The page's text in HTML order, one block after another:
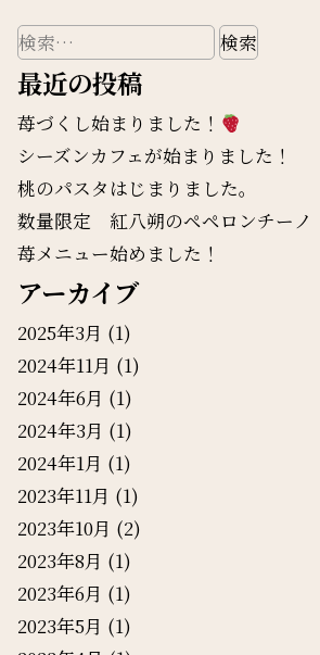
検
索:
最近の投稿
苺づくし始まりました！
シーズンカフェが始まりました！
桃のパスタはじまりました。
数量限定 紅八朔のペペロンチーノ
苺メニュー始めました！
アーカイブ
2025年3月 (1)
2024年11月 (1)
2024年6月 (1)
2024年3月 (1)
2024年1月 (1)
2023年11月 (1)
2023年10月 (2)
2023年8月 (1)
2023年6月 (1)
2023年5月 (1)